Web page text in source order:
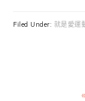
Filed Under: 就是愛運